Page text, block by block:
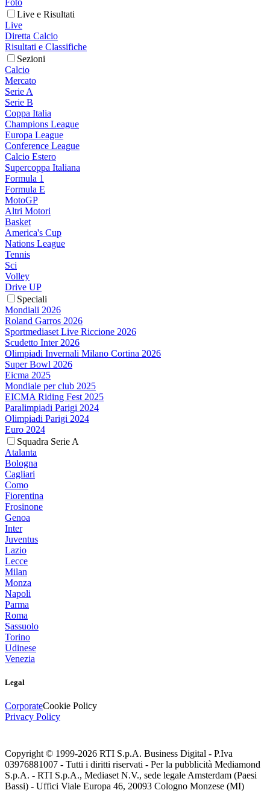
Foto
Live e Risultati
Live
Diretta Calcio
Risultati e Classifiche
Sezioni
Calcio
Mercato
Serie A
Serie B
Coppa Italia
Champions League
Europa League
Conference League
Calcio Estero
Supercoppa Italiana
Formula 1
Formula E
MotoGP
Altri Motori
Basket
America's Cup
Nations League
Tennis
Sci
Volley
Drive UP
Speciali
Mondiali 2026
Roland Garros 2026
Sportmediaset Live Riccione 2026
Scudetto Inter 2026
Olimpiadi Invernali Milano Cortina 2026
Super Bowl 2026
Eicma 2025
Mondiale per club 2025
EICMA Riding Fest 2025
Paralimpiadi Parigi 2024
Olimpiadi Parigi 2024
Euro 2024
Squadra Serie A
Atalanta
Bologna
Cagliari
Como
Fiorentina
Frosinone
Genoa
Inter
Juventus
Lazio
Lecce
Milan
Monza
Napoli
Parma
Roma
Sassuolo
Torino
Udinese
Venezia
Legal
CorporateCookie Policy
Privacy Policy
Copyright © 1999-2026 RTI S.p.A. Business Digital - P.Iva
03976881007 - Tutti i diritti riservati - Per la pubblicità Mediamond
S.p.A. - RTI S.p.A., Mediaset N.V., sede legale Amsterdam (Paesi
Bassi) - Uffici Viale Europa 46, 20093 Cologno Monzese (MI)